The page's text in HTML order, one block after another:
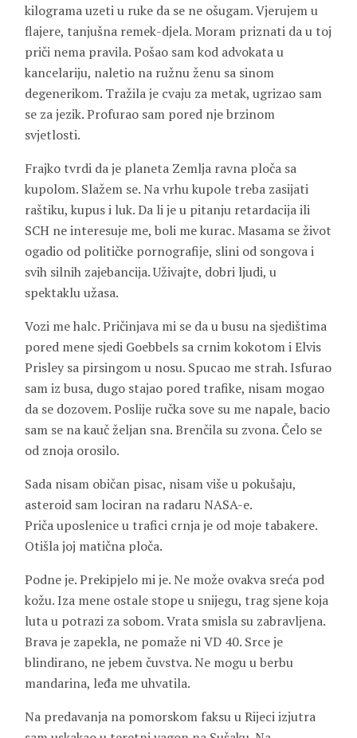
kilograma uzeti u ruke da se ne ošugam. Vjerujem u
flajere, tanjušna remek-djela. Moram priznati da u toj
priči nema pravila. Pošao sam kod advokata u
kancelariju, naletio na ružnu ženu sa sinom
degenerikom. Tražila je cvaju za metak, ugrizao sam
se za jezik. Profurao sam pored nje brzinom
svjetlosti.
Frajko tvrdi da je planeta Zemlja ravna ploča sa
kupolom. Slažem se. Na vrhu kupole treba zasijati
raštiku, kupus i luk. Da li je u pitanju retardacija ili
SCH ne interesuje me, boli me kurac. Masama se život
ogadio od političke pornografije, slini od songova i
svih silnih zajebancija. Uživajte, dobri ljudi, u
spektaklu užasa.
Vozi me halc. Pričinjava mi se da u busu na sjedištima
pored mene sjedi Goebbels sa crnim kokotom i Elvis
Prisley sa pirsingom u nosu. Spucao me strah. Isfurao
sam iz busa, dugo stajao pored trafike, nisam mogao
da se dozovem. Poslije ručka sove su me napale, bacio
sam se na kauč željan sna. Brenčila su zvona. Čelo se
od znoja orosilo.
Sada nisam običan pisac, nisam više u pokušaju,
asteroid sam lociran na radaru NASA-e.
Priča uposlenice u trafici crnja je od moje tabakere.
Otišla joj matična ploča.
Podne je. Prekipjelo mi je. Ne može ovakva sreća pod
kožu. Iza mene ostale stope u snijegu, trag sjene koja
luta u potrazi za sobom. Vrata smisla su zabravljena.
Brava je zapekla, ne pomaže ni VD 40. Srce je
blindirano, ne jebem čuvstva. Ne mogu u berbu
mandarina, leđa me uhvatila.
Na predavanja na pomorskom faksu u Rijeci izjutra